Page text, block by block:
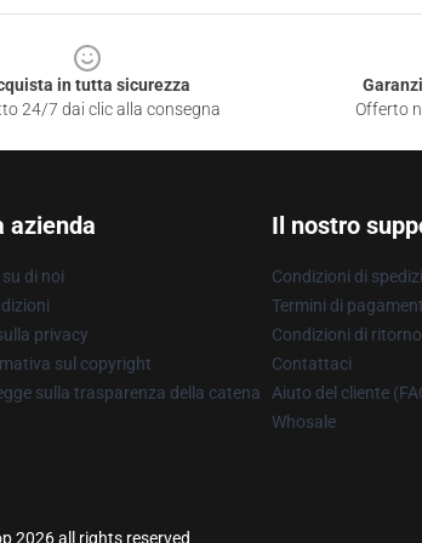
in tutta sicurezza
24/7 dai clic alla consegna
Offerto
azienda
di noi
privacy
sul copyright
sulla trasparenza della catena
Il nostro
Condizioni di
Termini di
Condizioni di
Contattaci
Aiuto del cliente
Whosale
2026 all rights reserved